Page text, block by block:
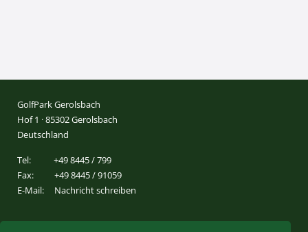
GolfPark Gerolsbach
Hof 1 · 85302 Gerolsbach
Deutschland
Tel:
+49 8445 / 799
Fax:
+49 8445 / 91059
E-Mail:
Nachricht schreiben